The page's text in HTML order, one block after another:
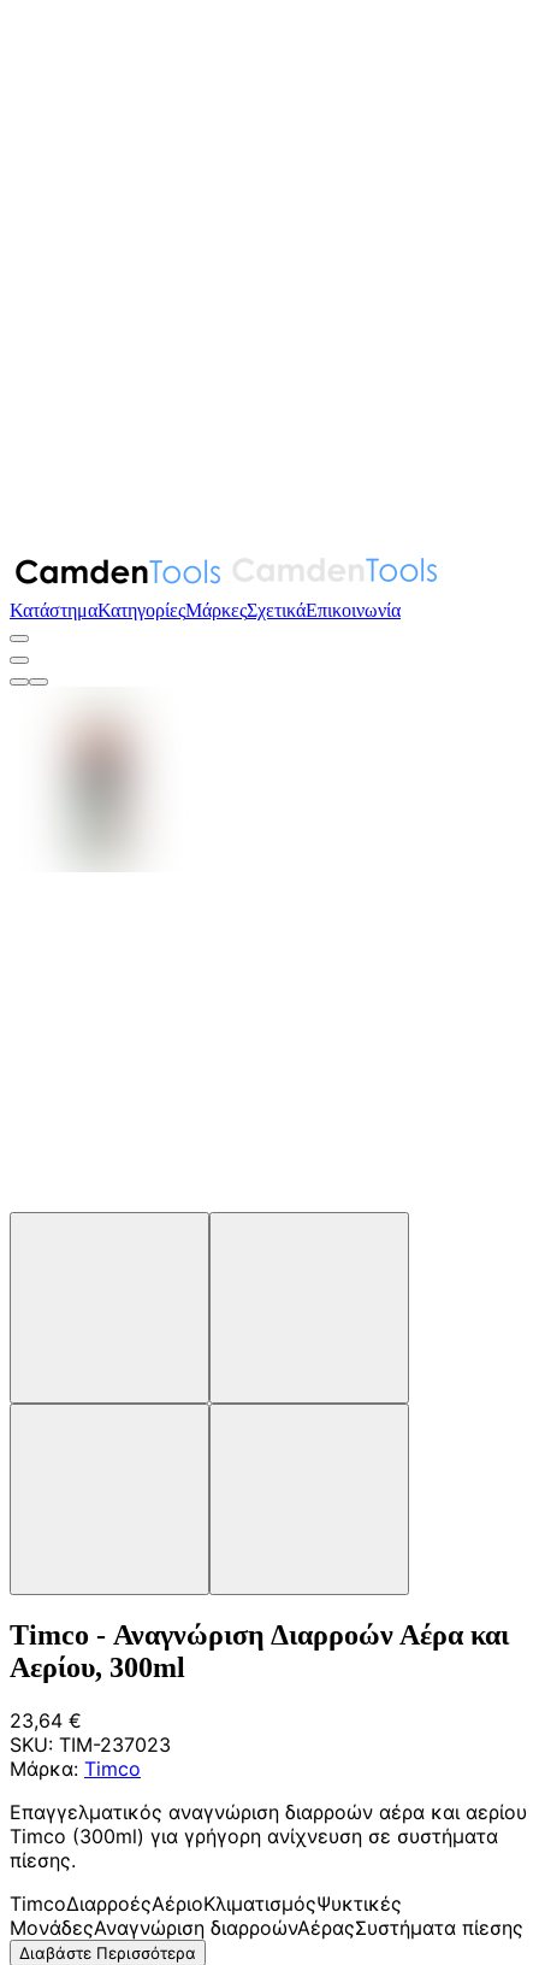
ΚατάστημαΚατηγορίεςΜάρκεςΣχετικάΕπικοινωνία
Timco - Αναγνώριση Διαρροών Αέρα και
Αερίου, 300ml
23,64 €
SKU: TIM-237023
Μάρκα: Timco
Επαγγελματικός αναγνώριση διαρροών αέρα και αερίου
Timco (300ml) για γρήγορη ανίχνευση σε συστήματα
πίεσης.
TimcoΔιαρροέςΑέριοΚλιματισμόςΨυκτικές
ΜονάδεςΑναγνώριση διαρροώνΑέραςΣυστήματα πίεσης
Διαβάστε Περισσότερα